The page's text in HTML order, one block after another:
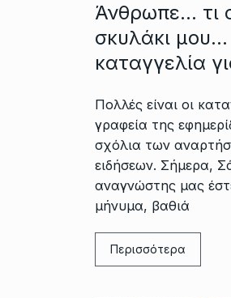
Άνθρωπε… τι
σκυλάκι
καταγγελία
Πολλές είναι οι
γραφεία της
σχόλια των
ειδήσεων. Σήμερα,
αναγνώστης μας
μήνυμα, βαθιά
Περισσότερα